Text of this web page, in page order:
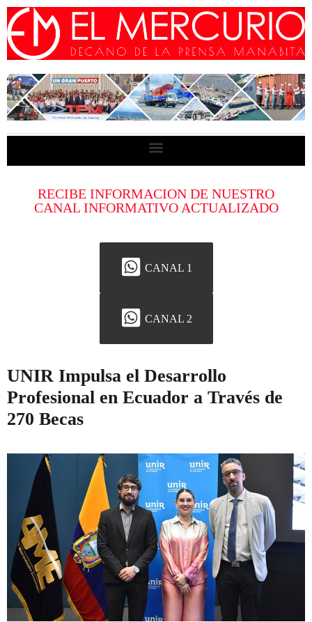
RECIBE INFORMACION DE NUESTRO
CANAL INFORMATIVO ACTUALIZADO
CANAL 1
CANAL 2
UNIR Impulsa el Desarrollo
Profesional en Ecuador a Través de
270 Becas